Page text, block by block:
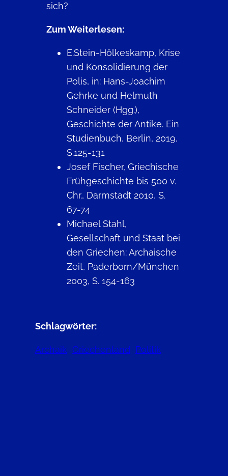
sich?
Zum Weiterlesen:
E.Stein-Hölkeskamp, Krise
und Konsolidierung der
Polis, in: Hans-Joachim
Gehrke und Helmuth
Schneider (Hgg.),
Geschichte der Antike. Ein
Studienbuch, Berlin, 2019,
S.125-131
Josef Fischer, Griechische
Frühgeschichte bis 500 v.
Chr., Darmstadt 2010, S.
67-74
Michael Stahl,
Gesellschaft und Staat bei
den Griechen: Archaische
Zeit, Paderborn/München
2003, S. 154-163
Schlagwörter:
Archaik Griechenland Politik